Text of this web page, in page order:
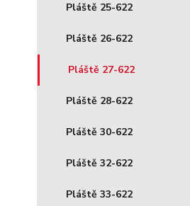
Pláště 25-622
Pláště 26-622
Pláště 27-622
Pláště 28-622
Pláště 30-622
Pláště 32-622
Pláště 33-622